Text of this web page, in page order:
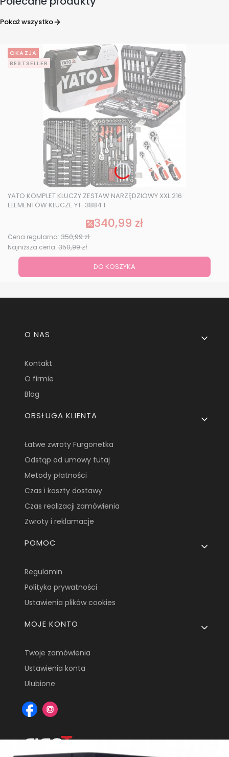
Pokaż wszystko
OKAZJA
BESTSELLER
YATO KOMPLET KLUCZY ZESTAW NARZĘDZIOWY XXL 216
ELEMENTÓW KLUCZE YT-3884 1
Cena promocyjna
340,99 zł
Cena regularna: 350,99 zł
Najniższa cena: 350,99 zł
DO KOSZYKA
Linki w stopce
O NAS
Kontakt
O firmie
Blog
OBSŁUGA KLIENTA
Łatwe zwroty Furgonetka
Odstąp od umowy tutaj
Metody płatności
Czas i koszty dostawy
Czas realizacji zamówienia
Zwroty i reklamacje
POMOC
Regulamin
Polityka prywatności
Ustawienia plików cookies
MOJE KONTO
Twoje zamówienia
Ustawienia konta
Ulubione